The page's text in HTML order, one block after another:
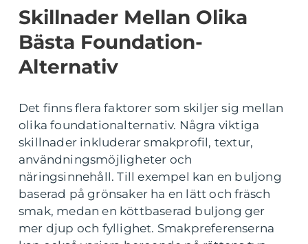
Skillnader Mellan Olika
Bästa Foundation-
Alternativ
Det finns flera faktorer som skiljer sig mellan
olika foundationalternativ. Några viktiga
skillnader inkluderar smakprofil, textur,
användningsmöjligheter och
näringsinnehåll. Till exempel kan en buljong
baserad på grönsaker ha en lätt och fräsch
smak, medan en köttbaserad buljong ger
mer djup och fyllighet. Smakpreferenserna